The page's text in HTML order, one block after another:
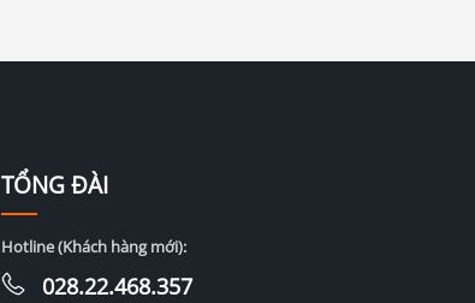
TỔNG ĐÀI
Hotline (Khách hàng mới):
028.22.468.357